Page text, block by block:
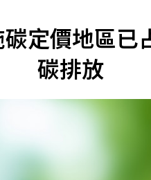
定價地區已
碳排放